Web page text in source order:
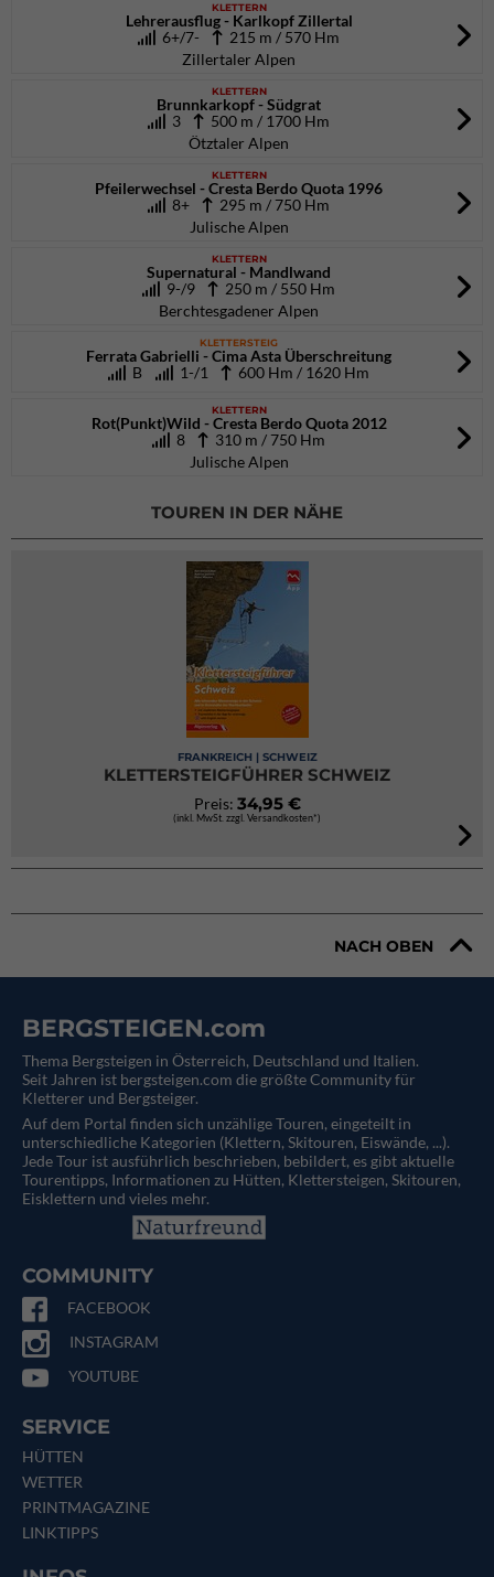
KLETTERN
Lehrerausflug - Karlkopf Zillertal
6+/7-
215 m / 570 Hm
Zillertaler Alpen
KLETTERN
Brunnkarkopf - Südgrat
3
500 m / 1700 Hm
Ötztaler Alpen
KLETTERN
Pfeilerwechsel - Cresta Berdo Quota 1996
8+
295 m / 750 Hm
Julische Alpen
KLETTERN
Supernatural - Mandlwand
9-/9
250 m / 550 Hm
Berchtesgadener Alpen
KLETTERSTEIG
Ferrata Gabrielli - Cima Asta Überschreitung
B
1-/1 600 Hm / 1620 Hm
KLETTERN
Rot(Punkt)Wild - Cresta Berdo Quota 2012
8
310 m / 750 Hm
Julische Alpen
TOUREN IN DER NÄHE
FRANKREICH | SCHWEIZ
KLETTERSTEIGFÜHRER SCHWEIZ
Preis: 34,95 €
(inkl. MwSt. zzgl. Versandkosten*)
NACH OBEN
BERGSTEIGEN.com
Thema Bergsteigen in Österreich, Deutschland und Italien.
Seit Jahren ist bergsteigen.com die größte Community für
Kletterer und Bergsteiger.
Auf dem Portal finden sich unzählige Touren, eingeteilt in
unterschiedliche Kategorien (Klettern, Skitouren, Eiswände, ...).
Jede Tour ist ausführlich beschrieben, bebildert, es gibt aktuelle
Tourentipps, Informationen zu Hütten, Klettersteigen, Skitouren,
Eisklettern und vieles mehr.
COMMUNITY
FACEBOOK
INSTAGRAM
YOUTUBE
SERVICE
HÜTTEN
WETTER
PRINTMAGAZINE
LINKTIPPS